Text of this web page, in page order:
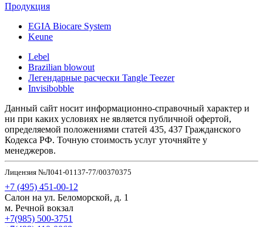
Продукция
EGIA Biocare System
Keune
Lebel
Brazilian blowout
Легендарные расчески Tangle Teezer
Invisibobble
Данный сайт носит информационно-справочный характер и
ни при каких условиях не является публичной офертой,
определяемой положениями статей 435, 437 Гражданского
Кодекса РФ. Точную стоимость услуг уточняйте у
менеджеров.
Лицензия №Л041-01137-77/00370375
+7 (495) 451-00-12
Салон на ул. Беломорской, д. 1
м. Речной вокзал
+7(985) 500-3751